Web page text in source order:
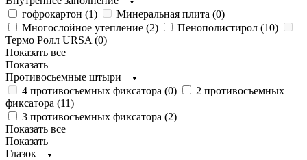
гофрокартон (1) Минеральная плита (0)
Многослойное утепление (2) Пенополистирол (10)
Термо Ролл URSA (0)
Показать все
Показать
Противосьемные штыри
4 противосъемных фиксатора (0)
2 противосъемных
фиксатора (11)
3 противосъемных фиксатора (2)
Показать все
Показать
Глазок